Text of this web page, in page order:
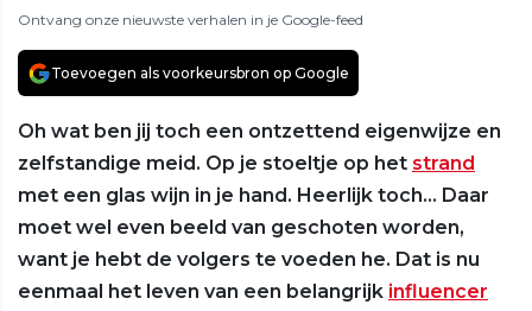
Ontvang onze nieuwste verhalen in je Google-feed
Toevoegen als voorkeursbron op Google
Oh wat ben jij toch een ontzettend eigenwijze en
zelfstandige meid. Op je stoeltje op het strand
met een glas wijn in je hand. Heerlijk toch… Daar
moet wel even beeld van geschoten worden,
want je hebt de volgers te voeden he. Dat is nu
eenmaal het leven van een belangrijk influencer